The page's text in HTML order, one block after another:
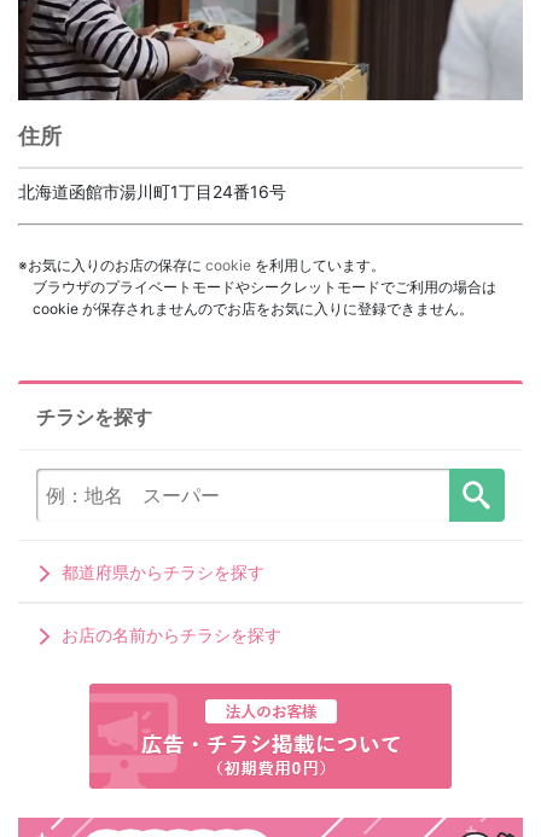
住所
北海道函館市湯川町1丁目24番16号
※お気に入りのお店の保存に cookie を利用しています。
ブラウザのプライベートモードやシークレットモードでご利用の場合は
cookie が保存されませんのでお店をお気に入りに登録できません。
チラシを探す
都道府県からチラシを探す
お店の名前からチラシを探す